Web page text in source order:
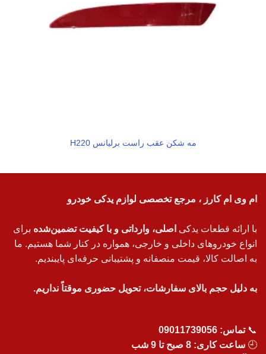
مه شکن عقب راست برلیانس H220
ام وی ام کارز ، مرجع تخصصی لوازم یدکی خودرو
با ارائه قطعات یدکی اصلی، وارداتی و با کیفیت تضمین‌شده برای
انواع خودروهای داخلی و خارجی، همواره در کنار شما هستیم. ما
به اصالت کالا، قیمت منصفانه و پشتیبانی حرفه‌ای پایبندیم.
به دلیل حجم بالای سفارشات، تحویل حضوری موقتاً نداریم.
📞تماس: 09011739056
🕘 ساعت کاری: 8 صبح تا 9 شب